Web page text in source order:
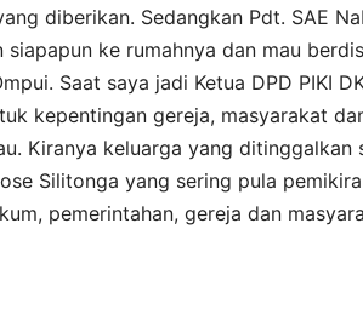
diberikan. Sedangkan Pdt. SAE
ke rumahnya dan mau
Saat saya jadi Ketua DPD PIKI
kepentingan gereja, masyarakat
Kiranya keluarga yang ditinggalkan
Silitonga yang sering pula
pemerintahan, gereja dan